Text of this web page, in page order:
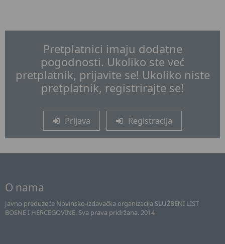
Pretplatnici imaju dodatne
pogodnosti. Ukoliko ste već
pretplatnik, prijavite se! Ukoliko niste
pretplatnik, registrirajte se!
Prijava Registracija
O nama
Javno preduzeće Novinsko-izdavačka organizacija SLUŽBENI LIST
BOSNE I HERCEGOVINE. Sva prava pridržana. 2014